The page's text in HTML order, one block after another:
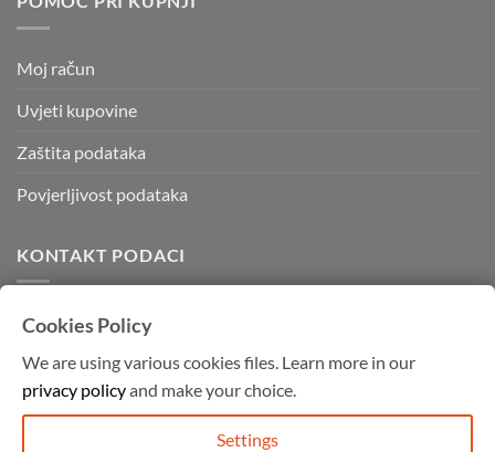
Moj račun
Uvjeti kupovine
Zaštita podataka
Povjerljivost podataka
KONTAKT PODACI
Kvadratura d.o.o.
10000 Zagreb
Mob: 091 755 4994
info@graffitishop.hr
Cookies Policy
We are using various cookies files. Learn more in our
privacy policyand make your choice.
Settings